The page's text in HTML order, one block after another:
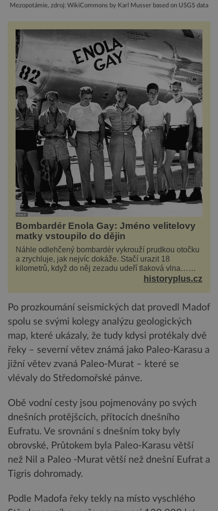
Mezopotámie, zdroj: WikiCommons by Karl Musser based on USGS data
Bombardér Enola Gay: Jméno velitelovy
matky vstoupilo do dějin
Náhle odlehčený bombardér vykrouží prudkou otočku
a zrychluje, jak nejvíc dokáže. Stačí urazit 18
kilometrů, když do něj zezadu udeří tlaková vlna…
Americké rozhodnutí svrhnout ničivou jadernou
historyplus.cz
Po prozkoumání seismických dat provedl Madof
spolu se svými kolegy analýzu geologických
map, které ukázaly, že tudy kdysi protékaly dvě
řeky – severní větev známá jako Paleo-Karasu a
jižní větev zvaná Paleo-Murat – které se
vlévaly do Středomořské pánve.
Obě vodní cesty jsou pojmenovány po svých
dnešních protějšcích, přítocích dnešního
Eufratu. Ve srovnání s dnešním toky byly
obrovské, Průtokem byla Paleo-Karasu větší
než Nil a Paleo -Murat větší než dnešní Eufrat a
Tigris dohromady.
Podle Madofa řeky tekly na místo vyschlého